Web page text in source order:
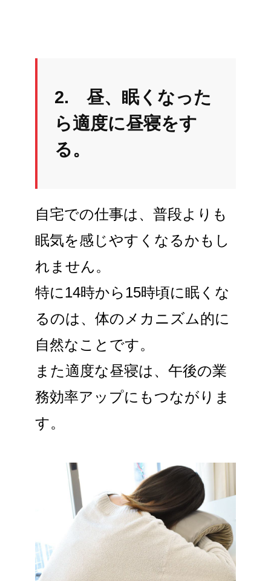
2. 昼、眠くなった
ら適度に昼寝をす
る。
自宅での仕事は、普段よりも
眠気を感じやすくなるかもし
れません。
特に14時から15時頃に眠くな
るのは、体のメカニズム的に
自然なことです。
また適度な昼寝は、午後の業
務効率アップにもつながりま
す。